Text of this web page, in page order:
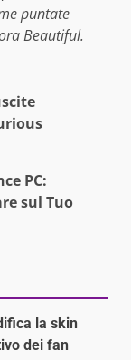
puntate
Beautiful.
PC:
sul Tuo
la skin
dei fan